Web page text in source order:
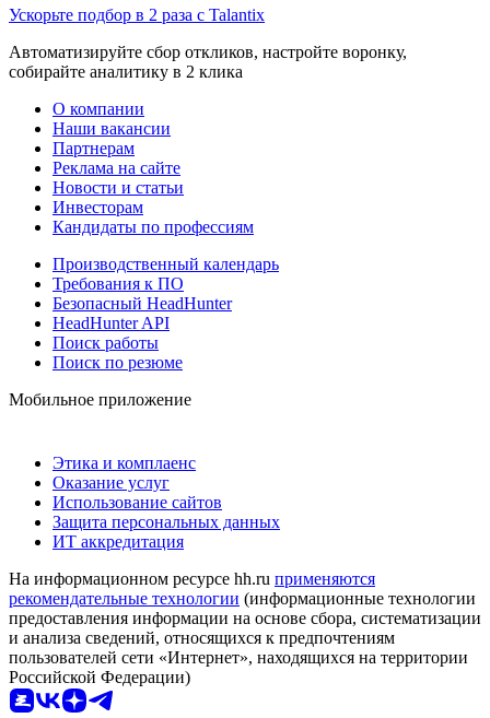
Ускорьте подбор в 2 раза с Talantix
Автоматизируйте сбор откликов, настройте воронку,
собирайте аналитику в 2 клика
О компании
Наши вакансии
Партнерам
Реклама на сайте
Новости и статьи
Инвесторам
Кандидаты по профессиям
Производственный календарь
Требования к ПО
Безопасный HeadHunter
HeadHunter API
Поиск работы
Поиск по резюме
Мобильное приложение
Этика и комплаенс
Оказание услуг
Использование сайтов
Защита персональных данных
ИТ аккредитация
На информационном ресурсе hh.ru применяются
рекомендательные технологии (информационные технологии
предоставления информации на основе сбора, систематизации
и анализа сведений, относящихся к предпочтениям
пользователей сети «Интернет», находящихся на территории
Российской Федерации)